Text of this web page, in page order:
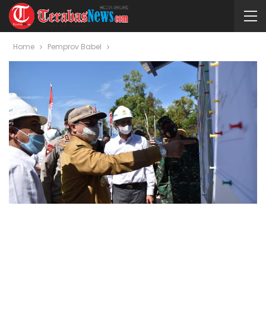
Home Pemprov Babel